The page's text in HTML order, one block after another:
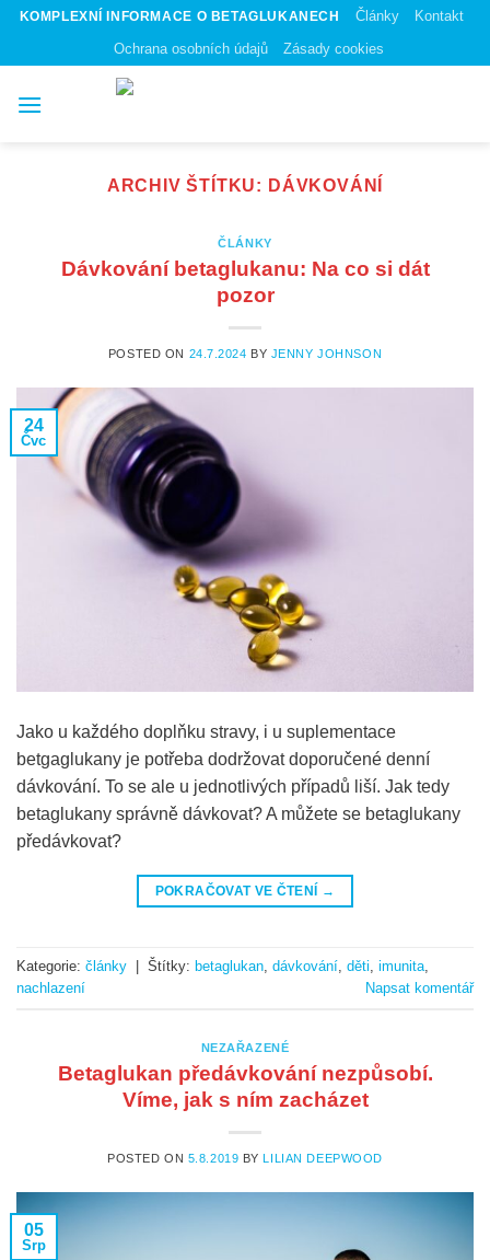
Skip
content
KOMPLEXNÍ INFORMACE O BETAGLUKANECH Články
Kontakt
Ochrana osobních údajů
Zásady cookies
ARCHIV ŠTÍTKU: DÁVKOVÁNÍ
ČLÁNKY
Dávkování betaglukanu: Na co si dát
pozor
POSTED ON 24.7.2024 BY JENNY JOHNSON
24
Čvc
Jako u každého doplňku stravy, i u suplementace
betgaglukany je potřeba dodržovat doporučené denní
dávkování. To se ale u jednotlivých případů liší. Jak tedy
betaglukany správně dávkovat? A můžete se betaglukany
předávkovat?
POKRAČOVAT VE ČTENÍ →
Kategorie: články | Štítky: betaglukan dávkování děti imunita
nachlazení
Napsat komentář
NEZAŘAZENÉ
Betaglukan předávkování nezpůsobí.
Víme, jak s ním zacházet
POSTED ON 5.8.2019 BYLILIAN DEEPWOOD
05
Srp